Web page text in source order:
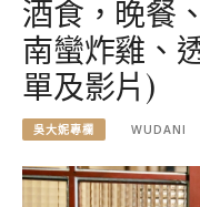
酒食，晚餐
南蠻炸雞、
單及影片)
吳大妮專欄 WUDANI